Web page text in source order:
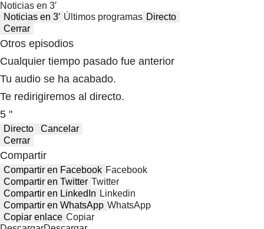
Noticias en 3′
Noticias en 3′ Últimos programas Directo
Cerrar
Otros episodios
Cualquier tiempo pasado fue anterior
Tu audio se ha acabado.
Te redirigiremos al directo.
5 "
Directo
Cancelar
Cerrar
Compartir
Compartir en Facebook Facebook
Compartir en Twitter Twitter
Compartir en LinkedIn Linkedin
Compartir en WhatsApp WhatsApp
Copiar enlace Copiar